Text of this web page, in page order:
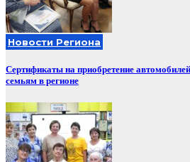
Новости Региона
Сертификаты на приобретение
семьям в регионе